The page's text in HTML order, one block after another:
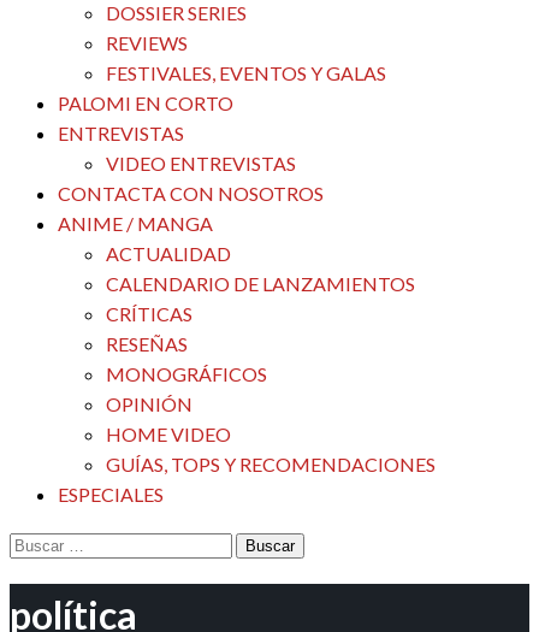
DOSSIER SERIES
REVIEWS
FESTIVALES, EVENTOS Y GALAS
PALOMI EN CORTO
ENTREVISTAS
VIDEO ENTREVISTAS
CONTACTA CON NOSOTROS
ANIME / MANGA
ACTUALIDAD
CALENDARIO DE LANZAMIENTOS
CRÍTICAS
RESEÑAS
MONOGRÁFICOS
OPINIÓN
HOME VIDEO
GUÍAS, TOPS Y RECOMENDACIONES
ESPECIALES
Buscar:
política